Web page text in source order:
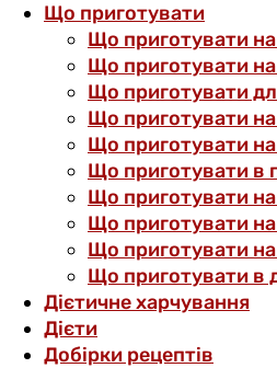
Що приготувати
Що приготувати
Що приготувати
Що приготувати
Що приготувати на
Що приготувати
Що приготувати в
Що приготувати на
Що приготувати на
Що приготувати
Що приготувати в
Дієтичне харчування
Дієти
Добірки рецептів